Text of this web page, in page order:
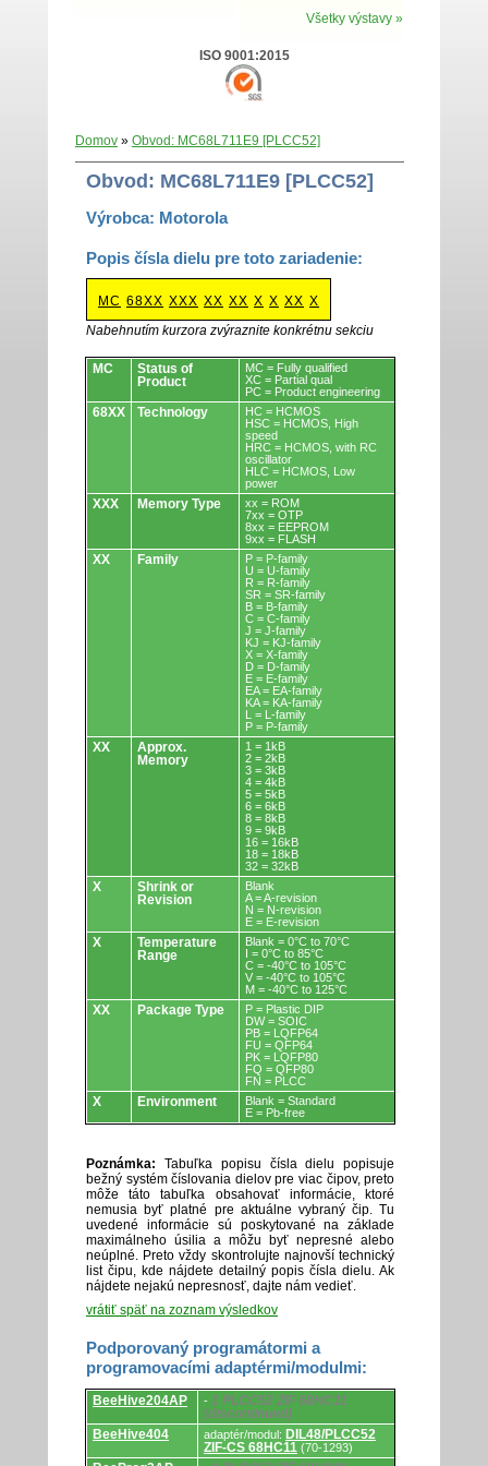
Všetky výstavy »
ISO 9001:2015
Domov » Obvod: MC68L711E9 [PLCC52]
Obvod: MC68L711E9 [PLCC52]
Výrobca: Motorola
Popis čísla dielu pre toto zariadenie:
MC 68XX XXX XX XX X X XX X
Nabehnutím kurzora zvýraznite konkrétnu sekciu
Obvody.
MC
Status of
Product
MC = Fully qualified
XC = Partial qual
PC = Product engineering
68XX Technology
HC = HCMOS
HSC = HCMOS, High
speed
HRC = HCMOS, with RC
oscillator
HLC = HCMOS, Low
power
XXX Memory Type
xx = ROM
7xx = OTP
8xx = EEPROM
9xx = FLASH
XX Family
P = P-family
U = U-family
R = R-family
SR = SR-family
B = B-family
C = C-family
J = J-family
KJ = KJ-family
X = X-family
D = D-family
E = E-family
EA = EA-family
KA = KA-family
L = L-family
P = P-family
XX
Approx.
Memory
1 = 1kB
2 = 2kB
3 = 3kB
4 = 4kB
5 = 5kB
6 = 6kB
8 = 8kB
9 = 9kB
16 = 16kB
18 = 18kB
32 = 32kB
X
Shrink or
Revision
Blank
A = A-revision
N = N-revision
E = E-revision
X
Temperature
Range
Blank = 0°C to 70°C
I = 0°C to 85°C
C = -40°C to 105°C
V = -40°C to 105°C
M = -40°C to 125°C
XX Package Type
P = Plastic DIP
DW = SOIC
PB = LQFP64
FU = QFP64
PK = LQFP80
FQ = QFP80
FN = PLCC
X Environment
Blank = Standard
E = Pb-free
Poznámka: Tabuľka popisu čísla dielu popisuje
bežný systém číslovania dielov pre viac čipov, preto
môže táto tabuľka obsahovať informácie, ktoré
nemusia byť platné pre aktuálne vybraný čip. Tu
uvedené informácie sú poskytované na základe
maximálneho úsilia a môžu byť nepresné alebo
neúplné. Preto vždy skontrolujte najnovší technický
list čipu, kde nájdete detailný popis čísla dielu. Ak
nájdete nejakú nepresnosť, dajte nám vedieť.
vrátiť späť na zoznam výsledkov
Podporovaný programátormi a
programovacími adaptérmi/modulmi:
Podporovaný
programátormi
a
programovacími
BeeHive204AP - 1 PLCC52 ZIF 68HC11
(discontinued)
BeeHive404
adaptér/modul: DIL48/PLCC52
ZIF-CS 68HC11 (70-1293)